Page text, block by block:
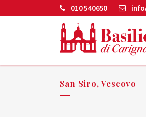
010 540650
San Siro, Vescovo